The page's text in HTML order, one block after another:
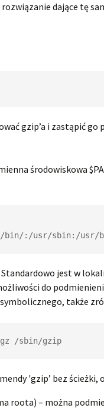
dające tę
gzip’a i zastąpić go
środowiskowa
bin/:/usr/sbin:/usr/
Standardowo jest w
do
także
/sbin/gzip
'gzip’ bez ścieżki,
roota) – można